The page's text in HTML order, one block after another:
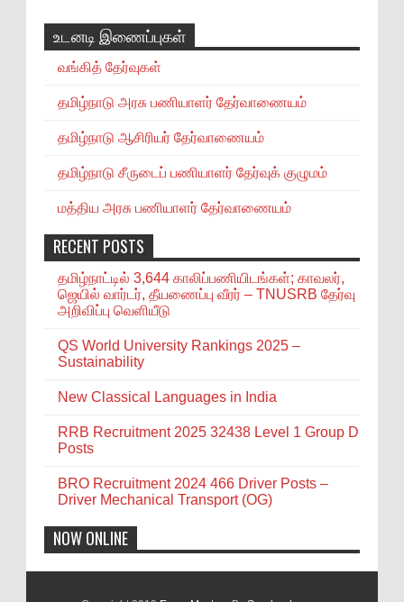
உடனடி இணைப்புகள்
வங்கித் தேர்வுகள்
தமிழ்நாடு அரசு பணியாளர் தேர்வாணையம்
தமிழ்நாடு ஆசிரியர் தேர்வாணையம்
தமிழ்நாடு சீருடைப் பணியாளர் தேர்வுக் குழுமம்
மத்திய அரசு பணியாளர் தேர்வாணையம்
RECENT POSTS
தமிழ்நாட்டில் 3,644 காலிப்பணியிடங்கள்; காவலர்,
ஜெயில் வார்டர், தீயணைப்பு வீரர் – TNUSRB தேர்வு
அறிவிப்பு வெளியீடு
QS World University Rankings 2025 –
Sustainability
New Classical Languages in India
RRB Recruitment 2025 32438 Level 1 Group D
Posts
BRO Recruitment 2024 466 Driver Posts –
Driver Mechanical Transport (OG)
NOW ONLINE